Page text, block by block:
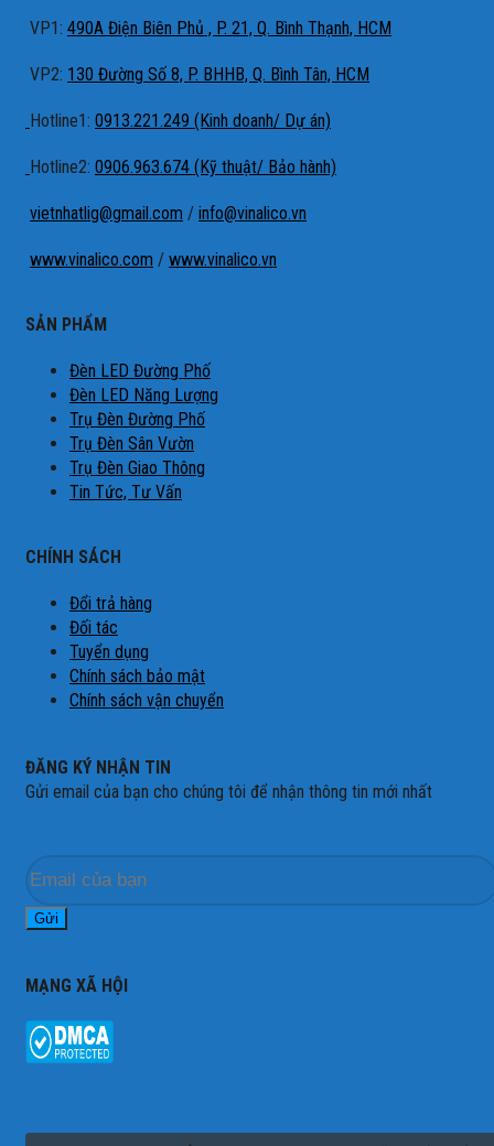
VP1: 490A Điện Biên Phủ , P. 21, Q. Bình Thạnh, HCM
VP2: 130 Đường Số 8, P. BHHB, Q. Bình Tân, HCM
Hotline1: 0913.221.249 (Kinh doanh/ Dự án)
Hotline2: 0906.963.674 (Kỹ thuật/ Bảo hành)
vietnhatlig@gmail.com / info@vinalico.vn
www.vinalico.com / www.vinalico.vn
SẢN PHẨM
Đèn LED Đường Phố
Đèn LED Năng Lượng
Trụ Đèn Đường Phố
Trụ Đèn Sân Vườn
Trụ Đèn Giao Thông
Tin Tức, Tư Vấn
CHÍNH SÁCH
Đổi trả hàng
Đối tác
Tuyển dụng
Chính sách bảo mật
Chính sách vận chuyển
ĐĂNG KÝ NHẬN TIN
Gửi email của bạn cho chúng tôi để nhận thông tin mới nhất
MẠNG XÃ HỘI